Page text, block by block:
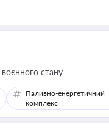
стану
Паливно-енергетичний
комплекс